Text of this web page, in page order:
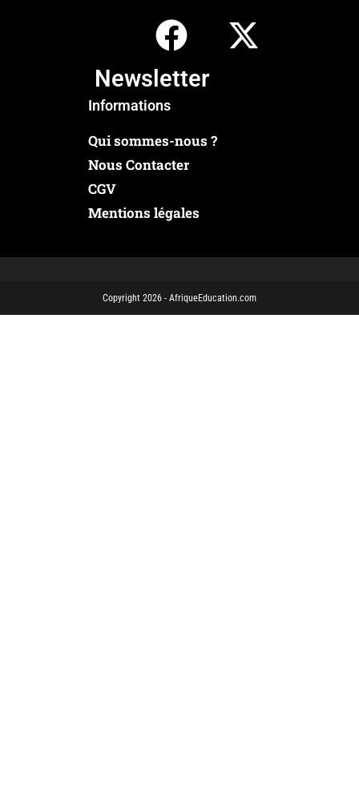
Newsletter
Informations
Qui sommes-nous ?
Nous Contacter
CGV
Mentions légales
Copyright 2026 - AfriqueEducation.com